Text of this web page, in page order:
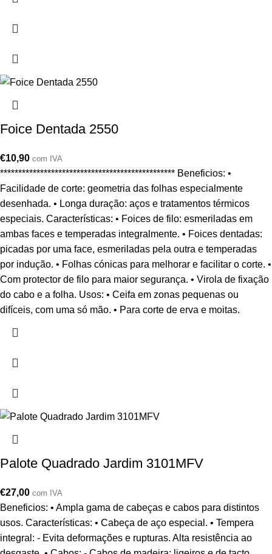
Foice Dentada 2550
€10,90 com IVA
************************************************ Beneficios: •
Facilidade de corte: geometria das folhas especialmente
desenhada. • Longa duração: aços e tratamentos térmicos
especiais. Características: • Foices de filo: esmeriladas em
ambas faces e temperadas integralmente. • Foices dentadas:
picadas por uma face, esmeriladas pela outra e temperadas
por indução. • Folhas cónicas para melhorar e facilitar o corte. •
Com protector de filo para maior segurança. • Virola de fixação
do cabo e a folha. Usos: • Ceifa em zonas pequenas ou
difíceis, com uma só mão. • Para corte de erva e moitas.
Palote Quadrado Jardim 3101MFV
€27,00 com IVA
Beneficios: • Ampla gama de cabeças e cabos para distintos
usos. Características: • Cabeça de aço especial. • Tempera
integral: - Evita deformações e rupturas. Alta resistência ao